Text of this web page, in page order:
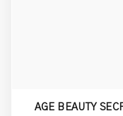
AGE BEAUTY